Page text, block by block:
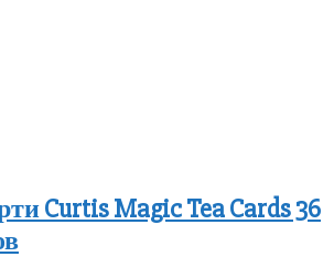
Curtis Magic Tea Cards 36